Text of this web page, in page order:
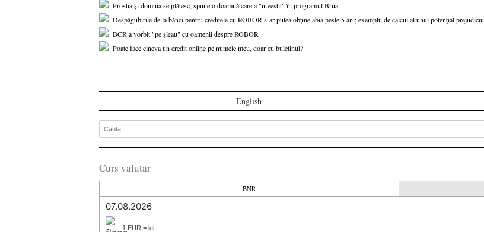
Prostia și domnia se plătesc, spune o doamnă care a "investit" în programul Brua
Despăgubirile de la bănci pentru creditele cu ROBOR s-ar putea obține abia peste 5 ani; exemplu de calcul al unui potențial prejudiciu
BCR a vorbit "pe șleau" cu oamenii despre ROBOR
Poate face cineva un credit online pe numele meu, doar cu buletinul?
English
Curs valutar
BNR
07.08.2026
1 EUR = lei